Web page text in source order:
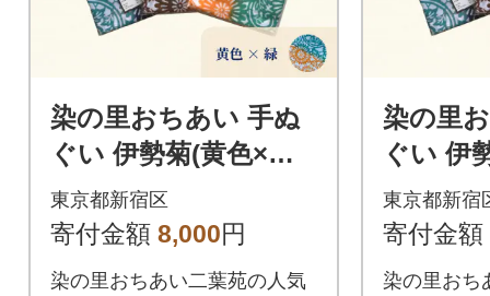
染の里おちあい 手ぬ
ぐい 伊勢菊(黄色×緑)_
0004-003-S05-2
東京都新宿区
寄付金額 8,000円
染の里おちあい二葉苑の人気
染の里
ぐい 伊
0004-
東京都新宿
寄付金額
染の里おち